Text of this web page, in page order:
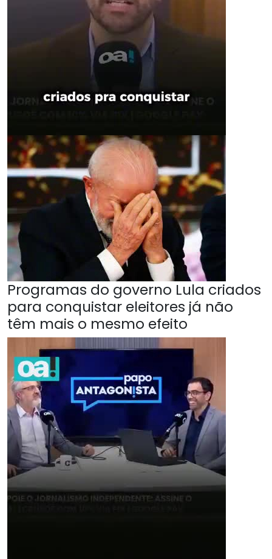
Programas do governo Lula criados
para conquistar eleitores já não
têm mais o mesmo efeito